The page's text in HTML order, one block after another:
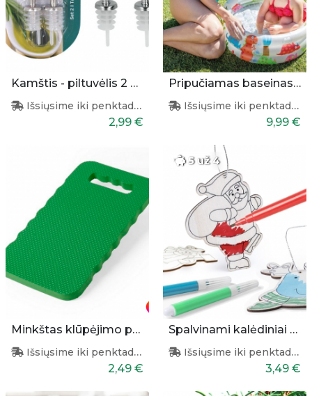
Kamštis - piltuvėlis 2 vnt.
Išsiųsime iki penktadienio
2,99 €
Pripučiamas baseinas vaikams 61x22 cm
Išsiųsime iki penktadienio
9,99 €
Minkštas klūpėjimo pagrindas
Išsiųsime iki penktadienio
2,49 €
5 už 4
Spalvinami kalėdiniai papuošimai 3 vnt.
Išsiųsime iki penktadienio
3,49 €